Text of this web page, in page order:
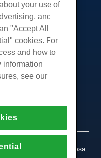
HostPapa Inc. empresa.
your use of
and
"Accept All
cookies. For
and how to
information
see our